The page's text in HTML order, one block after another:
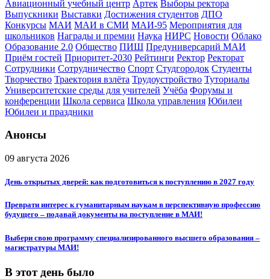
Авиационный учебный центр Артек Выборы ректора
Выпускники Выставки Достижения студентов ДПО
Конкурсы МАИ МАИ в СМИ МАИ-95 Мероприятия для
школьников Награды и премии Наука НИРС Новости Облако
Образование 2.0 Общество ПИШ Предуниверсарий МАИ
Приём гостей Приоритет-2030 Рейтинги Ректор Ректорат
Сотрудники Сотрудничество Спорт Студгородок Студенты
Творчество Траектория взлёта Трудоустройство Туториалы
Университетские среды для учителей Учёба Форумы и
конференции Школа сервиса Школа управления Юбилеи
Юбилеи и праздники
Анонсы
09 августа 2026
День открытых дверей: как подготовиться к поступлению в 2027 году
Преврати интерес к гуманитарным наукам в перспективную профессию
будущего – подавай документы на поступление в МАИ!
Выбери свою программу специализированного высшего образования –
магистратуры МАИ!
В этот день было